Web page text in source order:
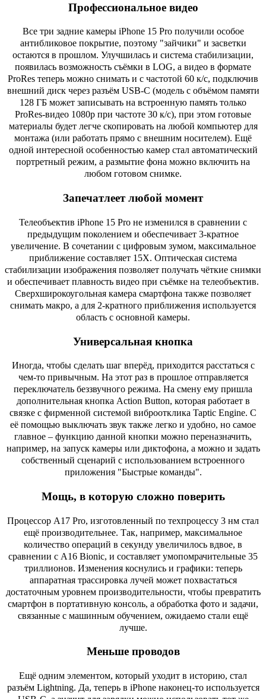
Профессиональное видео
Все три задние камеры iPhone 15 Pro получили особое
антибликовое покрытие, поэтому "зайчики" и засветки
остаются в прошлом. Улучшилась и система стабилизации,
появилась возможность съёмки в LOG, а видео в формате
ProRes теперь можно снимать и с частотой 60 к/с, подключив
внешний диск через разъём USB-C (модель с объёмом памяти
128 ГБ может записывать на встроенную память только
ProRes-видео 1080p при частоте 30 к/с), при этом готовые
материалы будет легче скопировать на любой компьютер для
монтажа (или работать прямо с внешним носителем). Ещё
одной интересной особенностью камер стал автоматический
портретный режим, а размытие фона можно включить на
любом готовом снимке.
Запечатлеет любой момент
Телеобъектив iPhone 15 Pro не изменился в сравнении с
предыдущим поколением и обеспечивает 3-кратное
увеличение. В сочетании с цифровым зумом, максимальное
приближение составляет 15X. Оптическая система
стабилизации изображения позволяет получать чёткие снимки
и обеспечивает плавность видео при съёмке на телеобъектив.
Сверхширокоугольная камера смартфона также позволяет
снимать макро, а для 2-кратного приближения используется
область с основной камеры.
Универсальная кнопка
Иногда, чтобы сделать шаг вперёд, приходится расстаться с
чем-то привычным. На этот раз в прошлое отправляется
переключатель беззвучного режима. На смену ему пришла
дополнительная кнопка Action Button, которая работает в
связке с фирменной системой виброотклика Taptic Engine. С
её помощью выключать звук также легко и удобно, но самое
главное – функцию данной кнопки можно переназначить,
например, на запуск камеры или диктофона, а можно и задать
собственный сценарий с использованием встроенного
приложения "Быстрые команды".
Мощь, в которую сложно поверить
Процессор A17 Pro, изготовленный по техпроцессу 3 нм стал
ещё производительнее. Так, например, максимальное
количество операций в секунду увеличилось вдвое, в
сравнении с A16 Bionic, и составляет умопомрачительные 35
триллионов. Изменения коснулись и графики: теперь
аппаратная трассировка лучей может похвастаться
достаточным уровнем производительности, чтобы превратить
смартфон в портативную консоль, а обработка фото и задачи,
связанные с машинным обучением, ожидаемо стали ещё
лучше.
Меньше проводов
Ещё одним элементом, который уходит в историю, стал
разъём Lightning. Да, теперь в iPhone наконец-то используется